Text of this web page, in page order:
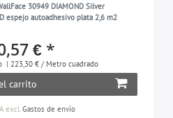
30949 DIAMOND Silver
espejo autoadhesivo plata 2,6 m2
€ *
| 223,30 € / Metro cuadrado
carrito
excl.Gastos de envío